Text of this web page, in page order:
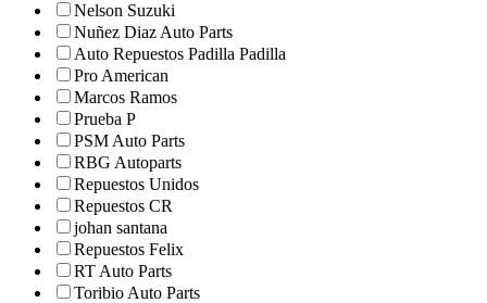
Nelson Suzuki
Nuñez Diaz Auto Parts
Auto Repuestos Padilla Padilla
Pro American
Marcos Ramos
Prueba P
PSM Auto Parts
RBG Autoparts
Repuestos Unidos
Repuestos CR
johan santana
Repuestos Felix
RT Auto Parts
Toribio Auto Parts